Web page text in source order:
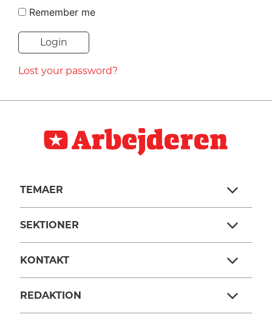
TIL
NAVNE
HISTORIE
TEORI
Remember me
Lost your password?
TEMAER
SEKTIONER
KONTAKT
REDAKTION